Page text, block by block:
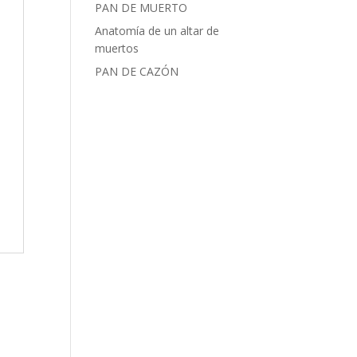
PAN DE MUERTO
Anatomía de un altar de
muertos
PAN DE CAZÓN